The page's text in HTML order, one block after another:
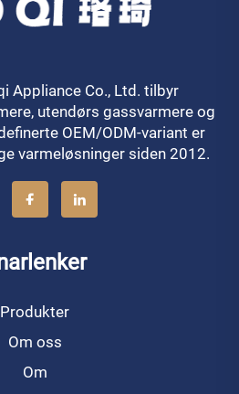
Appliance Co., Ltd. tilbyr
utendørs gassvarmere og
OEM/ODM-variant er
varmeløsninger siden 2012.
Produkter
Om oss
Om